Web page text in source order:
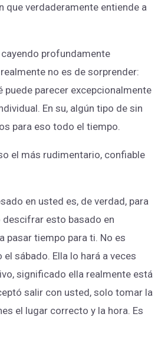
verdaderamente entiende a
profundamente
no es de sorprender:
parecer excepcionalmente
En su, algún tipo de sin
para eso todo el tiempo.
el más rudimentario, confiable
en usted es, de verdad, para
descifrar esto basado en
pasar tiempo para ti. No es
sábado. Ella lo hará a veces
significado ella realmente está
salir con usted, solo tomar la
el lugar correcto y la hora. Es